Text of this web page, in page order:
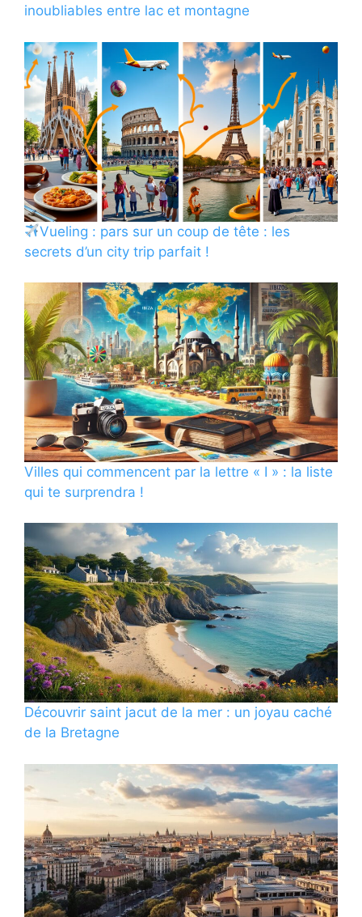
inoubliables entre lac et montagne
Vueling : pars sur un coup de tête : les
secrets d’un city trip parfait !
Villes qui commencent par la lettre « I » : la liste
qui te surprendra !
Découvrir saint jacut de la mer : un joyau caché
de la Bretagne